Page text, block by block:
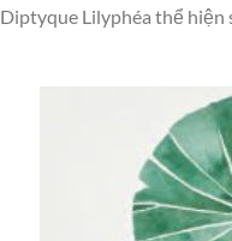
Lilyphéa thể